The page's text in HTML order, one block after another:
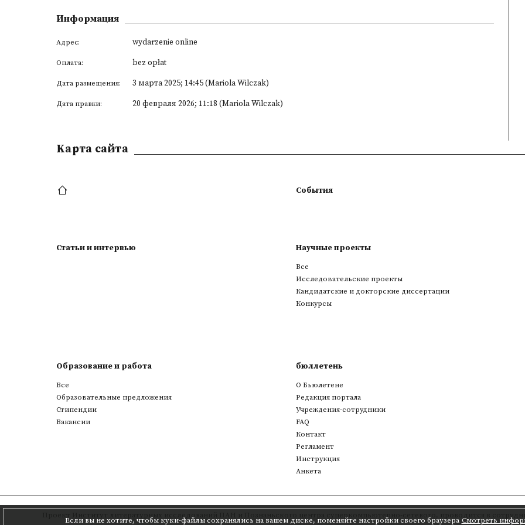
Информация
Адрес: wydarzenie online
Оплата: bez opłat
Дата размещения: 3 марта 2025; 14:45 (Mariola Wilczak)
Дата правки: 20 февраля 2026; 11:18 (Mariola Wilczak)
Если вы не хотите, чтобы куки-файлы сохранялись на вашем диске, поменяйте настройки своего браузера Смотреть
Kарта сайта
События
Статьи и интервью Научные проекты
Все
Исследовательские проекты
Кандидатские и докторские диссертации
Конкурсы
Образование и работа
Все
Образовательные предложения
Стипендии
Вакансии
бюллетень
О Бьюлетене
Редакция портала
Учреждения-сотрудники
FAQ
Контакт
Регламент
Инструкция
Анкета
Институт литературных исследований ПАН Познаньского центра суперкомпьютерно-сетевого